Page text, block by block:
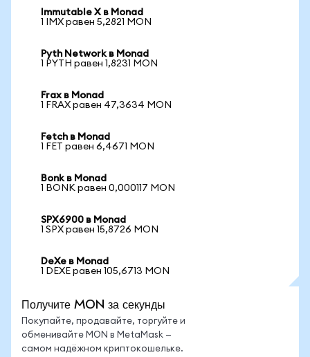
Immutable X в Monad
1 IMX равен 5,2821 MON
Pyth Network в Monad
1 PYTH равен 1,8231 MON
Frax в Monad
1 FRAX равен 47,3634 MON
Fetch в Monad
1 FET равен 6,4671 MON
Bonk в Monad
1 BONK равен 0,000117 MON
SPX6900 в Monad
1 SPX равен 15,8726 MON
DeXe в Monad
1 DEXE равен 105,6713 MON
Получите MON за секунды
Покупайте, продавайте, торгуйте и
обменивайте MON в MetaMask —
самом надёжном криптокошельке.